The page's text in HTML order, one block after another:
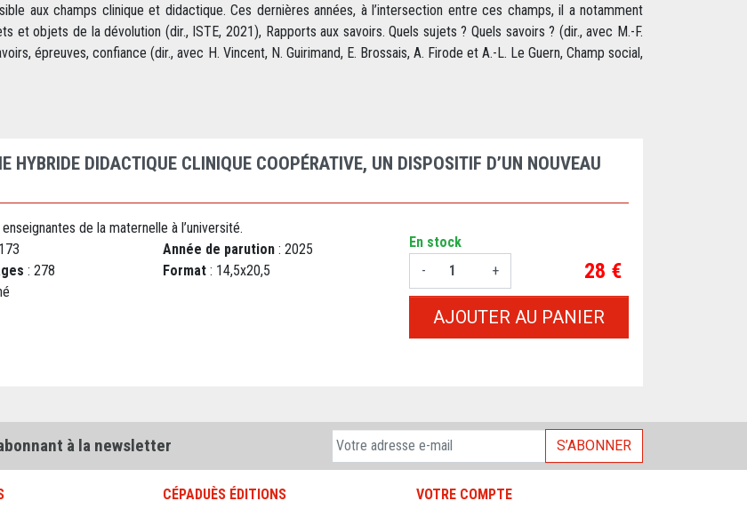
aux champs clinique et didactique. Ces dernières années, à l’intersection entre ces champs, il a notamment
objets de la dévolution (dir., ISTE, 2021), Rapports aux savoirs. Quels sujets ? Quels savoirs ? (dir., avec M.-F.
épreuves, confiance (dir., avec H. Vincent, N. Guirimand, E. Brossais, A. Firode et A.-L. Le Guern, Champ social,
HYBRIDE DIDACTIQUE CLINIQUE COOPÉRATIVE, UN DISPOSITIF D’UN NOUVEAU
de la maternelle à l’université.
Année de parution : 2025
: 278 Format : 14,5x20,5
En stock
-
+ Prix
28 €
AJOUTER AU PANIER
à la newsletter S’ABONNER
CÉPADUÈS ÉDITIONS VOTRE COMPTE